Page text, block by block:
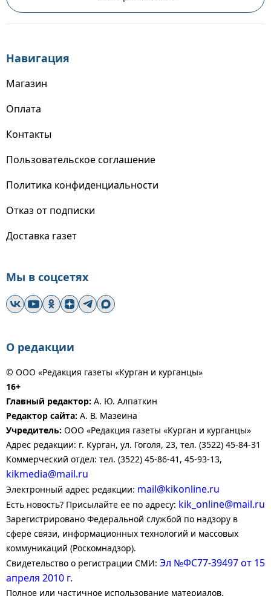
Навигация
Магазин
Оплата
Контакты
Пользовательское соглашение
Политика конфиденциальности
Отказ от подписки
Доставка газет
Мы в соцсетях
О редакции
© ООО «Редакция газеты «Курган и курганцы»
16+
Главный редактор: А. Ю. Алпаткин
Редактор сайта: А. В. Мазеина
Учредитель: ООО «Редакция газеты «Курган и курганцы»
Адрес редакции: г. Курган, ул. Гоголя, 23, тел. (3522) 45-84-31
Коммерческий отдел: тел. (3522) 45-86-41, 45-93-13,
kikmedia@mail.ru
Электронный адрес редакции: mail@kikonline.ru
Есть новость? Присылайте ее по адресу: kik_online@mail.ru
Зарегистрировано Федеральной службой по надзору в
сфере связи, информационных технологий и массовых
коммуникаций (Роскомнадзор).
Свидетельство о регистрации СМИ: Эл №ФС77-39497 от 15
апреля 2010 г.
Полное или частичное использование материалов,